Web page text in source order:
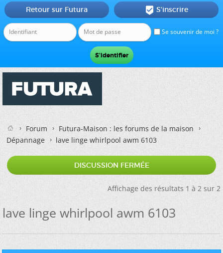
Se souvenir de moi ?
Retour sur Futura  S'inscrire
Forum
Futura-Maison : les forums de la maison
Dépannage
lave linge whirlpool awm 6103
DISCUSSION FERMÉE
Affichage des résultats 1 à 2 sur 2
lave linge whirlpool awm 6103